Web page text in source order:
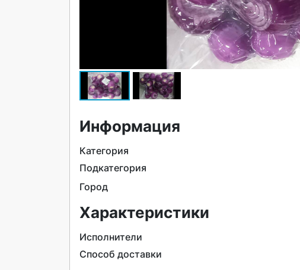
Информация
Категория
Подкатегория
Город
Характеристики
Исполнители
Способ доставки